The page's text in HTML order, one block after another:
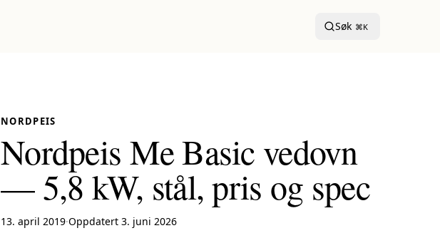
Søk ⌘K
NORDPEIS
Nordpeis Me Basic vedovn
— 5,8 kW, stål, pris og spec
13. april 2019·Oppdatert 3. juni 2026